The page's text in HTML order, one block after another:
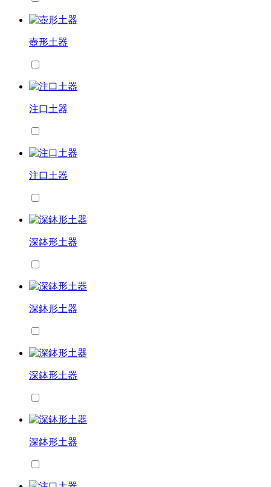
壺形土器
注口土器
注口土器
深鉢形土器
深鉢形土器
深鉢形土器
深鉢形土器